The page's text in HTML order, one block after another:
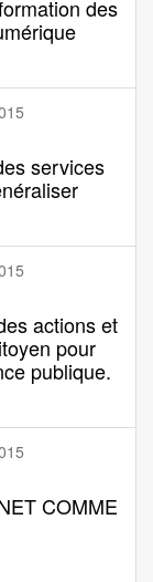
des
services
actions et
pour
publique.
COMME